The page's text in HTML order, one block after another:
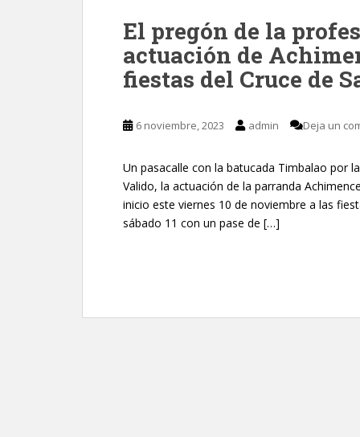
El pregón de la
actuación de
fiestas del Cruce de
6 noviembre, 2023 admin Deja un
Un pasacalle con la batucada Timbalao por
Valido, la actuación de la parranda
inicio este viernes 10 de noviembre a las
sábado 11 con un pase de […]